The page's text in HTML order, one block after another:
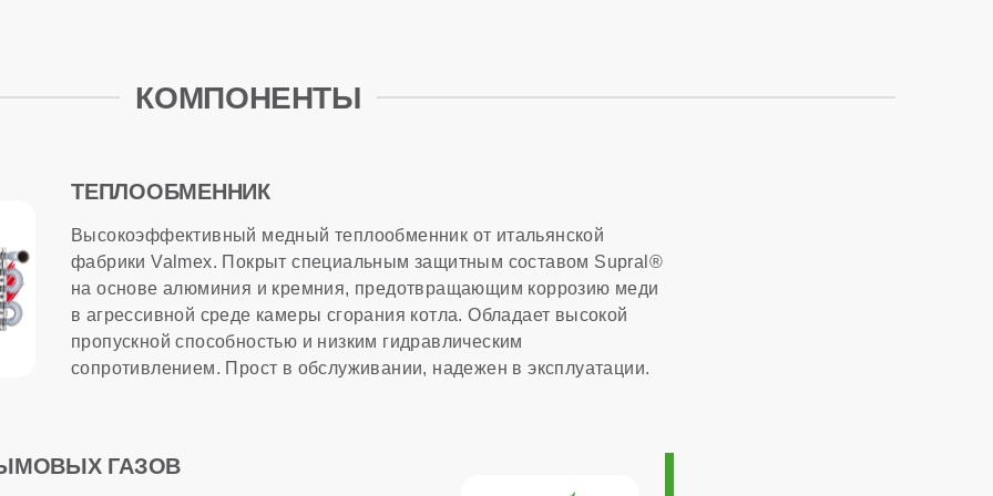
комнатного термостата есть
ГВС нет
КОМПОНЕНТЫ
ТЕПЛООБМЕННИК
Высокоэффективный медный теплообменник от итальянской
фабрики Valmex. Покрыт специальным защитным составом Supral®
на основе алюминия и кремния, предотвращающим коррозию меди
в агрессивной среде камеры сгорания котла. Обладает высокой
пропускной способностью и низким гидравлическим
сопротивлением. Прост в обслуживании, надежен в эксплуатации.
ГАЗОВ